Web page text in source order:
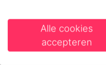
Best
Alle cookies
accepteren